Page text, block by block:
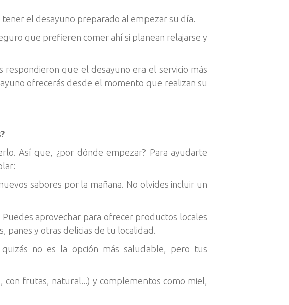
el desayuno preparado al empezar su día.
que prefieren comer ahí si planean relajarse y
que el desayuno era el servicio más
ofrecerás desde el momento que realizan su
Así que, ¿por dónde empezar? Para ayudarte
sabores por la mañana. No olvides incluir un
aprovechar para ofrecer productos locales
panes y otras delicias de tu localidad.
no es la opción más saludable, pero tus
frutas, natural...) y complementos como miel,